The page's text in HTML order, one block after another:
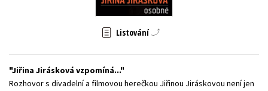
Zahraniční literatura
Listování
Jiřina Jirásková vzpomíná...
Rozhovor s divadelní a filmovou herečkou Jiřinou Jiráskovou není jen